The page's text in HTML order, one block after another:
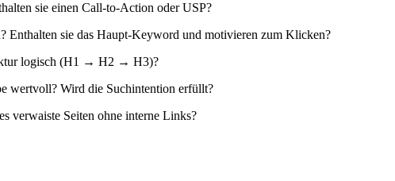
sie einen Call-to-Action oder USP?
Enthalten sie das Haupt-Keyword und motivieren zum Klicken?
logisch (H1 → H2 → H3)?
wertvoll? Wird die Suchintention erfüllt?
verwaiste Seiten ohne interne Links?